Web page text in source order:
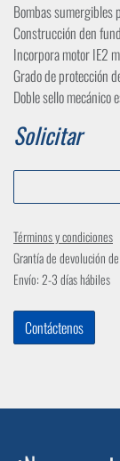
Bombas sumergibles
Construcción den
Incorpora motor IE2
Grado de protección
Doble sello mecánico
Solicitar
Términos y condiciones
Grantía de devolución
Envío: 2-3 días hábiles
Contáctenos